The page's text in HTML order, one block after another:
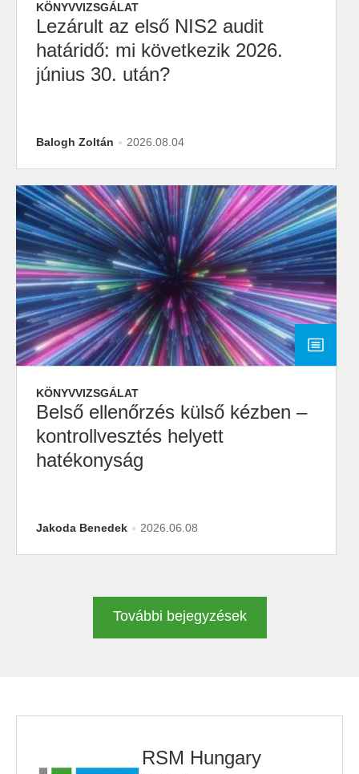
KÖNYVVIZSGÁLAT
Lezárult az első NIS2 audit
határidő: mi következik 2026.
június 30. után?
Balogh Zoltán 2026.08.04
KÖNYVVIZSGÁLAT
Belső ellenőrzés külső kézben –
kontrollvesztés helyett
hatékonyság
Jakoda Benedek 2026.06.08
További bejegyzések
RSM Hungary